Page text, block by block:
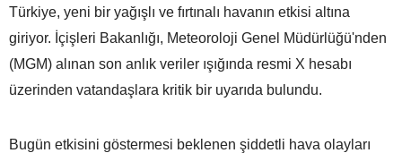
Türkiye, yeni bir yağışlı ve fırtınalı havanın etkisi altına
giriyor. İçişleri Bakanlığı, Meteoroloji Genel Müdürlüğü'nden
(MGM) alınan son anlık veriler ışığında resmi X hesabı
üzerinden vatandaşlara kritik bir uyarıda bulundu.
Bugün etkisini göstermesi beklenen şiddetli hava olayları